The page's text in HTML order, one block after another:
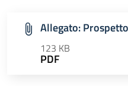
Allegato:
123 KB
PDF